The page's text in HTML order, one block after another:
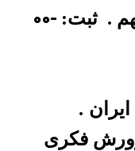
ثبت:00-
.
فکری